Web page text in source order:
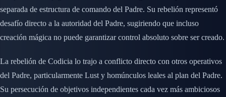
separada de estructura de comando del Padre. Su rebelión representó
desafío directo a la autoridad del Padre, sugiriendo que incluso
creación mágica no puede garantizar control absoluto sobre ser creado.
La rebelión de Codicia lo trajo a conflicto directo con otros operativos
del Padre, particularmente Lust y homúnculos leales al plan del Padre.
Su persecución de objetivos independientes cada vez más ambiciosos